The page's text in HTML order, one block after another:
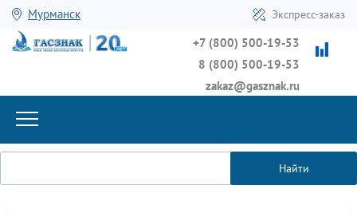
Мурманск Экспресс-заказ
+7 (800) 500-19-53
8 (800) 500-19-53
zakaz@gasznak.ru
Найти